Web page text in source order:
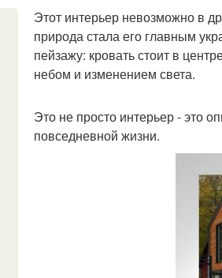
Этот интерьер невозможно в
природа стала его главным
пейзажу: кровать стоит в
небом и изменением света.
Это не просто интерьер - это
повседневной жизни.